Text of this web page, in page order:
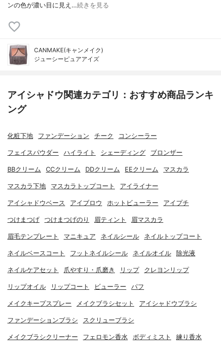
ンの色が濃い目に見え…続きを見る
CANMAKE(キャンメイク)
ジューシーピュアアイズ
アイシャドウ関連カテゴリ：おすすめ商品ランキ
ング
化粧下地 ファンデーション チーク コンシーラー
フェイスパウダー ハイライト シェーディング ブロンザー
BBクリーム CCクリーム DDクリーム EEクリーム マスカラ
マスカラ下地 マスカラトップコート アイライナー
アイシャドウベース アイブロウ ホットビューラー アイプチ
つけまつげ つけまつげのり 眉ティント 眉マスカラ
眉毛テンプレート マニキュア ネイルシール ネイルトップコート
ネイルベースコート フットネイルシール ネイルオイル 除光液
ネイルケアセット 爪やすり・爪磨き リップ クレヨンリップ
リップオイル リップコート ビューラー パフ
メイクキープスプレー メイクブラシセット アイシャドウブラシ
ファンデーションブラシ スクリューブラシ
メイクブラシクリーナー フェロモン香水 ボディミスト 練り香水